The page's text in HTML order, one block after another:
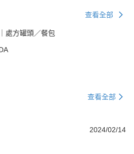
查看全部
處方罐頭／餐包
查看全部
2024/02/14